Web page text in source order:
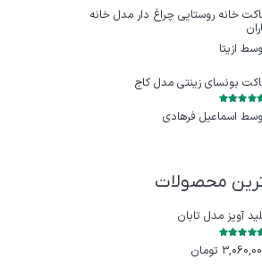
خانه روستایی چراغ‌ دار مدل خانه
ازيتا
بونسای زینتی مدل کاج
اسماعیل فرهادی
محصولات
آویز مدل تابان
تومان